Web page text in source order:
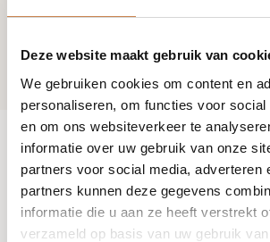
Deze website maakt gebruik van
We gebruiken cookies om content en
personaliseren, om functies voor social
en om ons websiteverkeer te
informatie over uw gebruik van onze
partners voor social media, adverteren
partners kunnen deze gegevens
informatie die u aan ze heeft verstrekt
verzameld op basis van uw gebruik